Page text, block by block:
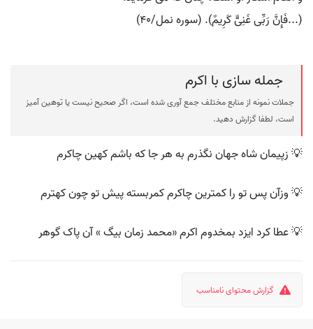
(...فَإِنَّ رَبِّی غَنِیٌّ کَرِیمٌ). (سوره نمل/40)
جمله سازی با اکرم
جملات نمونه از منابع مختلف جمع آوری شده است، اگر صحیح نیست یا توهین آمیز
است، لطفا گزارش دهید.
💡 زپیمان شاه جهان نگذرم به هر جا که باشم کهین چاکرم
💡 وزآن پس تو را کمترین چاکرم کمربسته پیش تو چون کهترم
💡 عطا کرد ایزد بمخدوم اکرم «محمد زمان بیگ » آن پاک گوهر
گزارش محتوای نامناسب